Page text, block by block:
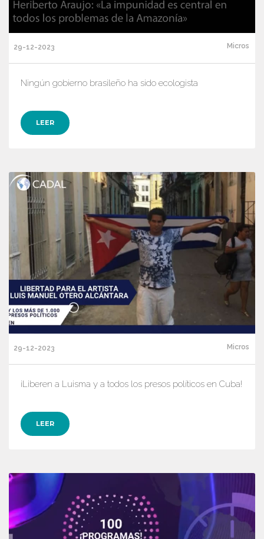
29-12-2023 Micros
Ningún gobierno brasileño ha sido ecologista
LEER
29-12-2023 Micros
¡Liberen a Luisma y a todos los presos políticos en Cuba!
LEER